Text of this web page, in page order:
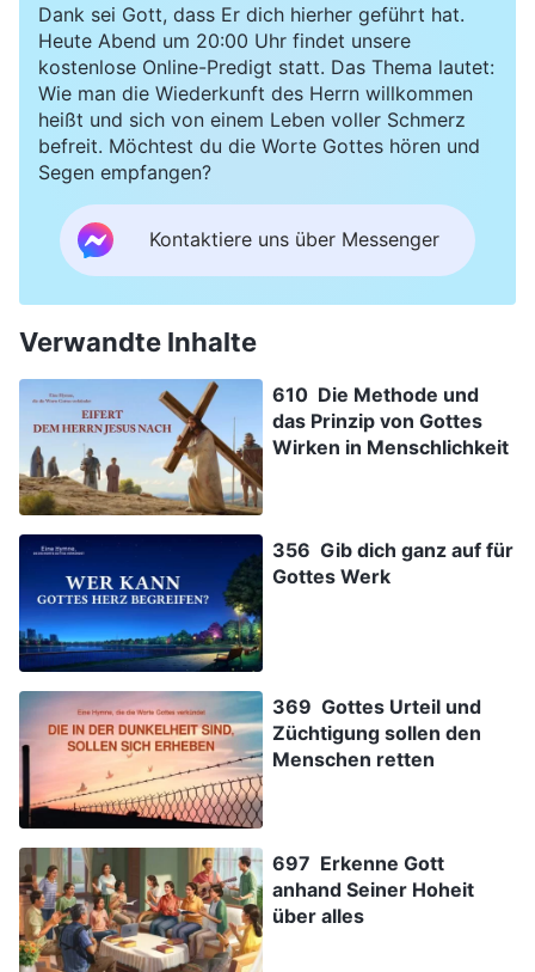
Dank sei Gott, dass Er dich hierher geführt hat.
Heute Abend um 20:00 Uhr findet unsere
kostenlose Online-Predigt statt. Das Thema lautet:
Wie man die Wiederkunft des Herrn willkommen
heißt und sich von einem Leben voller Schmerz
befreit. Möchtest du die Worte Gottes hören und
Segen empfangen?
Kontaktiere uns über Messenger
Verwandte Inhalte
610 Die Methode und
das Prinzip von Gottes
Wirken in Menschlichkeit
356 Gib dich ganz auf für
Gottes Werk
369 Gottes Urteil und
Züchtigung sollen den
Menschen retten
697 Erkenne Gott
anhand Seiner Hoheit
über alles